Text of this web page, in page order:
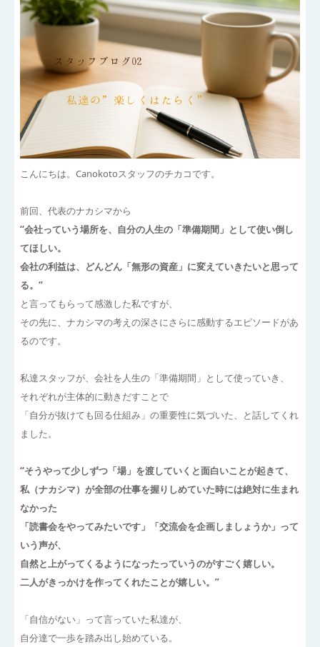
こんにちは。Canokotoスタッフのチカコです。
前回、代表のナカシマから
“会社っていう場所を、自分の人生の「準備期間」として使い倒し
てほしい。
会社の利益は、どんどん「無形の資産」に変えていきたいと思って
る。“
と言ってもらって感激した私ですが、
その先に、ナカシマの考えの深さにさらに感動するエピソードがあ
るのです。
私達スタッフが、会社を人生の「準備期間」として使っていき、
それぞれが主体的に動きだすことで
「自分が抜けても回る仕組み」の重要性に気づいた、と話してくれ
ました。
“そうやって少しずつ「場」を渡していくと面白いことが起きて、
私（ナカシマ）が全部の仕事を握りしめていた時には絶対に生まれ
なかった
「読書会をやってみたいです」「交流会を企画しましょうか」って
いう声が、
自然と上がってくるようになったっていうのがすごく嬉しい。
二人がきっかけを作ってくれたことが嬉しい。”
「自信がない」って言っていた私達が、
自分達で一歩を踏み出し始めている。